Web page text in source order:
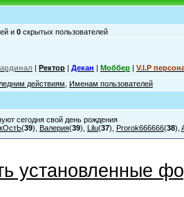
и 0скрытых пользователей
| Ректор| Декан | Моббер| V.I.P
действиям Именам пользователей
сегодня свой день рождения
(39), Валерия(39), Lilu(37), Prorok666666(38),
установленные